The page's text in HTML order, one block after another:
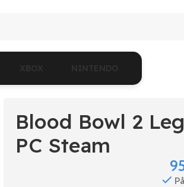
XBOX NINTENDO
Blood Bowl 2
PC Steam